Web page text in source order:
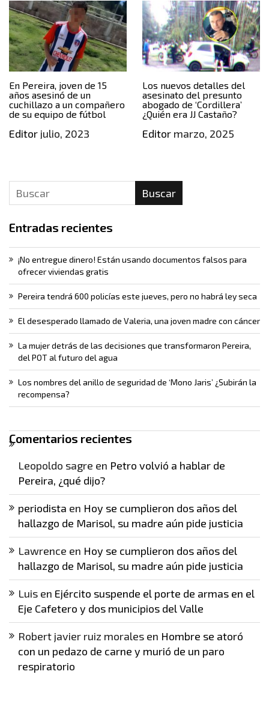
En Pereira, joven de 15
años asesinó de un
cuchillazo a un compañero
de su equipo de fútbol
Editor julio, 2023
Los nuevos detalles del
asesinato del presunto
abogado de ‘Cordillera’
¿Quién era JJ Castaño?
Editormarzo, 2025
Buscar
Entradas recientes
¡No entregue dinero! Están usando documentos falsos para
ofrecer viviendas gratis
Pereira tendrá 600 policías este jueves, pero no habrá ley seca
El desesperado llamado de Valeria, una joven madre con cáncer
La mujer detrás de las decisiones que transformaron Pereira,
del POT al futuro del agua
Los nombres del anillo de seguridad de ‘Mono Jaris’ ¿Subirán la
recompensa?
Comentarios recientes
Leopoldo sagre en Petro volvió a hablar de
Pereira, ¿qué dijo?
periodista en Hoy se cumplieron dos años del
hallazgo de Marisol, su madre aún pide justicia
Lawrence en Hoy se cumplieron dos años del
hallazgo de Marisol, su madre aún pide justicia
Luis en Ejército suspende el porte de armas en el
Eje Cafetero y dos municipios del Valle
Robert javier ruiz morales en Hombre se atoró
con un pedazo de carne y murió de un paro
respiratorio